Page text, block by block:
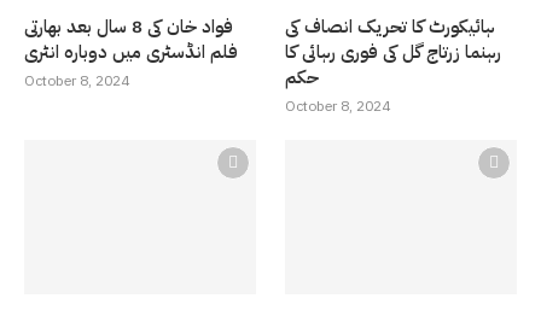
فواد خان کی 8 سال بعد بھارتی
فلم انڈسٹری میں دوبارہ انٹری
October 8, 2024
ہائیکورٹ کا تحریک انصاف کی
رہنما زرتاج گل کی فوری رہائی کا
حکم
October 8, 2024